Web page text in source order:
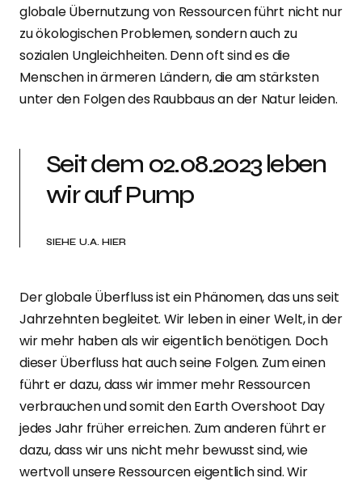
globale Übernutzung von Ressourcen führt nicht nur
zu ökologischen Problemen, sondern auch zu
sozialen Ungleichheiten. Denn oft sind es die
Menschen in ärmeren Ländern, die am stärksten
unter den Folgen des Raubbaus an der Natur leiden.
Seit dem 02.08.2023 leben
wir auf Pump
SIEHE U.A. HIER
Der globale Überfluss ist ein Phänomen, das uns seit
Jahrzehnten begleitet. Wir leben in einer Welt, in der
wir mehr haben als wir eigentlich benötigen. Doch
dieser Überfluss hat auch seine Folgen. Zum einen
führt er dazu, dass wir immer mehr Ressourcen
verbrauchen und somit den Earth Overshoot Day
jedes Jahr früher erreichen. Zum anderen führt er
dazu, dass wir uns nicht mehr bewusst sind, wie
wertvoll unsere Ressourcen eigentlich sind. Wir